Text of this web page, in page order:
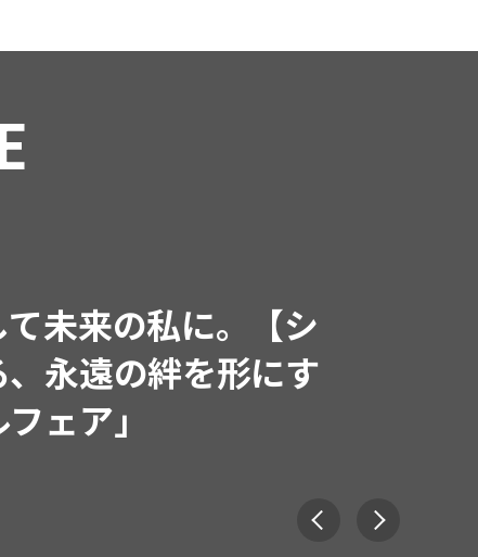
インフルエンサーと共
で着たくなる「名品ブラ